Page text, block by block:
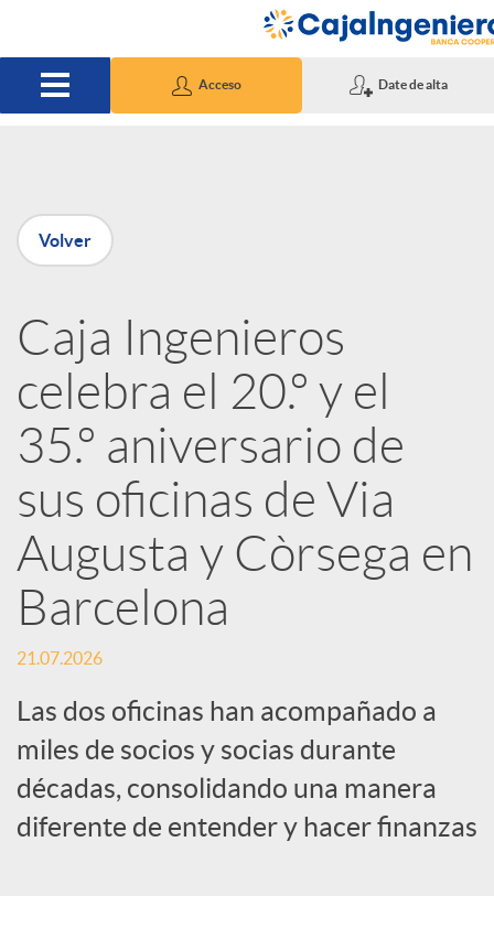
Acceso Date de alta
P
u
b
l
i
c
a
d
o
r
Volver
Caja Ingenieros
celebra el 20.º y el
35.º aniversario de
sus oficinas de Via
Augusta y Còrsega en
Barcelona
21.07.2026
Las dos oficinas han acompañado a
miles de socios y socias durante
décadas, consolidando una manera
diferente de entender y hacer finanzas